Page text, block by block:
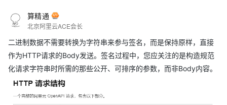
算精通
北京阿里云ACE会长
二进制数据不需要转换为字符串来参与签名，而是保持原样，直接
作为HTTP请求的Body发送。签名过程中，您应关注的是构造规范
化请求字符串时所需的那些公开、可排序的参数，而非Body内容。